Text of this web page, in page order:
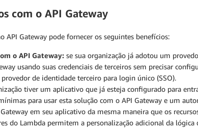
com o API Gateway
Gateway pode fornecer os seguintes benefícios:
o API Gateway: se sua organização já adotou um
usando suas credenciais de terceiros sem precisar
de identidade terceiro para login único (SSO).
tiver um aplicativo que já esteja configurado para
para usar esta solução com o API Gateway e um
em seu aplicativo da mesma maneira que os
do Lambda permitem a personalização adicional da lógica